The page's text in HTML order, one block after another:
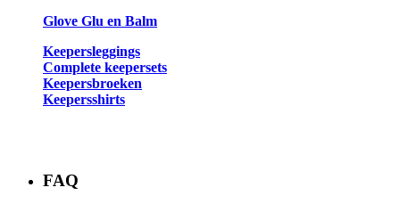
Glove Glu en Balm
Keepersleggings
Complete keepersets
Keepersbroeken
Keepersshirts
FAQ